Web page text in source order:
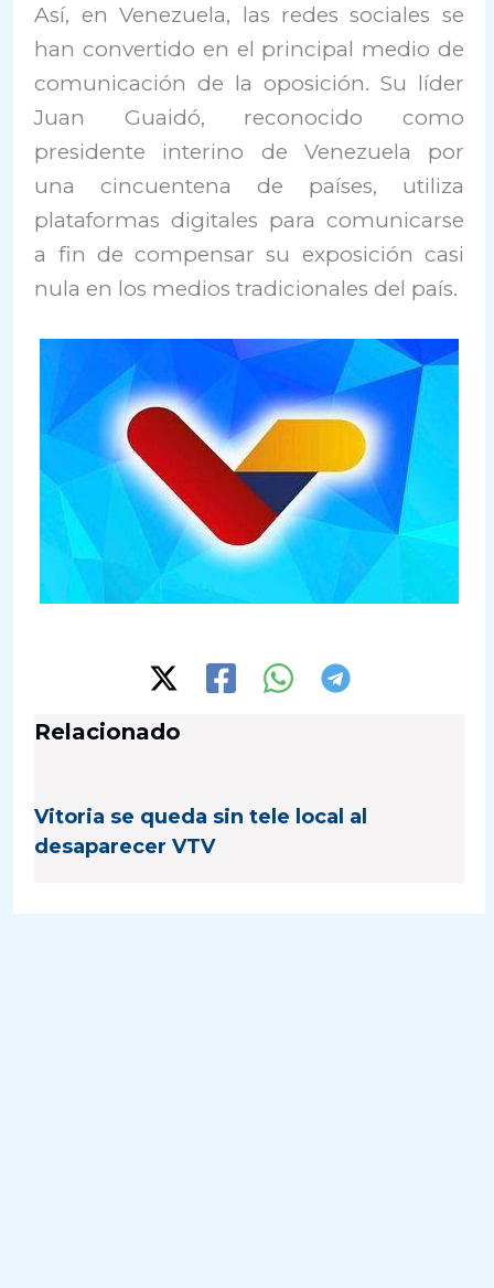
Así, en Venezuela, las redes sociales se
han convertido en el principal medio de
comunicación de la oposición. Su líder
Juan Guaidó, reconocido como
presidente interino de Venezuela por
una cincuentena de países, utiliza
plataformas digitales para comunicarse
a fin de compensar su exposición casi
nula en los medios tradicionales del país.
Relacionado
Vitoria se queda sin tele local al
desaparecer VTV